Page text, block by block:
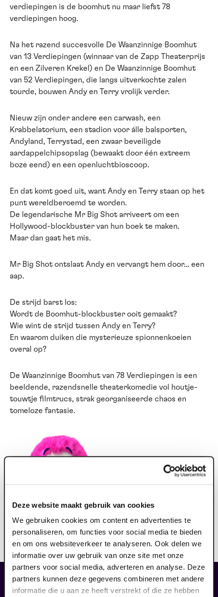
Deze website maakt gebruik van cookies
We gebruiken cookies om content en advertenties te
personaliseren, om functies voor social media te bieden
en om ons websiteverkeer te analyseren. Ook delen we
informatie over uw gebruik van onze site met onze
partners voor social media, adverteren en analyse. Deze
partners kunnen deze gegevens combineren met andere
informatie die u aan ze heeft verstrekt of die ze hebben
verdiepingen is de boomhut nu maar liefst 78
verdiepingen hoog.
​Na het razend succesvolle De Waanzinnige Boomhut
van 13 Verdiepingen (winnaar van de Zapp Theaterprijs
en een Zilveren Krekel) en De Waanzinnige Boomhut
van 52 Verdiepingen, die langs uitverkochte zalen
tourde, bouwen Andy en Terry vrolijk verder.
Nieuw zijn onder andere een carwash, een
Krabbelatorium, een stadion voor álle balsporten,
Andyland, Terrystad, een zwaar beveiligde
aardappelchipsopslag (bewaakt door één extreem
boze eend) en een openluchtbioscoop.
​En dat komt goed uit, want Andy en Terry staan op het
punt wereldberoemd te worden.
De legendarische Mr Big Shot arriveert om een
Hollywood-blockbuster van hun boek te maken.
Maar dan gaat het mis.
Mr Big Shot ontslaat Andy en vervangt hem door… een
aap.
​De strijd barst los:
Wordt de Boomhut-blockbuster ooit gemaakt?
Wie wint de strijd tussen Andy en Terry?
En waarom duiken die mysterieuze spionnenkoeien
overal op?
​De Waanzinnige Boomhut van 78 Verdiepingen is een
beeldende, razendsnelle theaterkomedie vol houtje-
touwtje filmtrucs, strak georganiseerde chaos en
tomeloze fantasie.
Omdat kinderen gratis naar de voorstelling gaan zijn
andere kortingen (zoals vroegboekkorting of gouden
rang korting) niet geldig.
maak jouw bezoek compleet